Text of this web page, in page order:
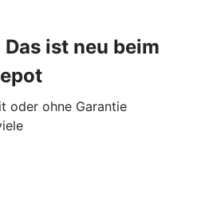
ist neu beim
oder ohne Garantie